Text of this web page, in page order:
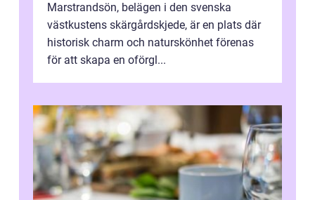
Marstrandsön, belägen i den svenska
västkustens skärgårdskjede, är en plats där
historisk charm och naturskönhet förenas
för att skapa en oförgl...